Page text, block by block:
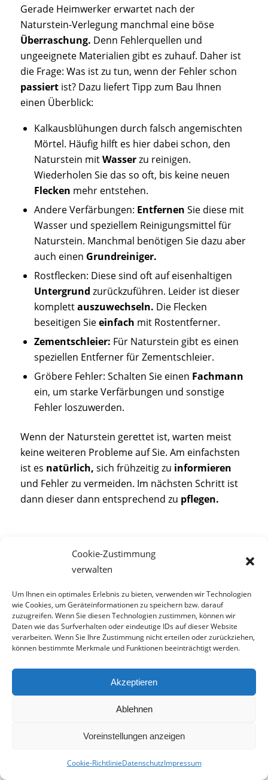
Cookie-Zustimmung
verwalten
Um Ihnen ein optimales Erlebnis zu bieten, verwenden wir Technologien
wie Cookies, um Geräteinformationen zu speichern bzw. darauf
zuzugreifen. Wenn Sie diesen Technologien zustimmen, können wir
Daten wie das Surfverhalten oder eindeutige IDs auf dieser Website
verarbeiten. Wenn Sie Ihre Zustimmung nicht erteilen oder zurückziehen,
können bestimmte Merkmale und Funktionen beeinträchtigt werden.
Akzeptieren
Ablehnen
Voreinstellungen anzeigen
Cookie-RichtlinieDatenschutzImpressum
Gerade Heimwerker erwartet nach der
Naturstein-Verlegung manchmal eine böse
Überraschung. Denn Fehlerquellen und
ungeeignete Materialien gibt es zuhauf. Daher ist
die Frage: Was ist zu tun, wenn der Fehler schon
passiertist? Dazu liefert Tipp zum Bau Ihnen
einen Überblick:
Kalkausblühungen durch falsch angemischten
Mörtel. Häufig hilft es hier dabei schon, den
Naturstein mitWasserzu reinigen.
Wiederholen Sie das so oft, bis keine neuen
Flecken mehr entstehen.
Andere Verfärbungen: Entfernen Sie diese mit
Wasser und speziellem Reinigungsmittel für
Naturstein. Manchmal benötigen Sie dazu aber
auch einen Grundreiniger.
Rostflecken: Diese sind oft auf eisenhaltigen
Untergrund zurückzuführen. Leider ist dieser
komplettauszuwechseln. Die Flecken
beseitigen Sieeinfach mit Rostentferner.
Zementschleier: Für Naturstein gibt es einen
speziellen Entferner für Zementschleier.
Gröbere Fehler: Schalten Sie einen Fachmann
ein, um starke Verfärbungen und sonstige
Fehler loszuwerden.
Wenn der Naturstein gerettet ist, warten meist
keine weiteren Probleme auf Sie. Am einfachsten
ist es natürlich, sich frühzeitig zu informieren
und Fehler zu vermeiden. Im nächsten Schritt ist
dann dieser dann entsprechend zu pflegen.
12. Natursteinverlegung –
einige Jahre später: Tipps
zur Pflege von Naturstein
Achten Sie auf eine gewissenhafte Pflege im Anschluss an die